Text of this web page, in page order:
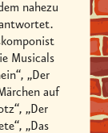
nahezu
Musicals
„Der
auf
„Der
„Das